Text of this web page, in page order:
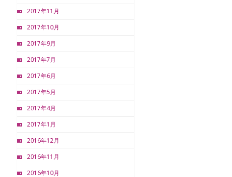
2017年11月
2017年10月
2017年9月
2017年7月
2017年6月
2017年5月
2017年4月
2017年1月
2016年12月
2016年11月
2016年10月